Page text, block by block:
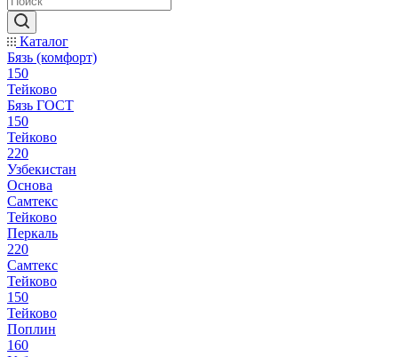
Каталог
Бязь (комфорт)
150
Тейково
Бязь ГОСТ
150
Тейково
220
Узбекистан
Основа
Самтекс
Тейково
Перкаль
220
Самтекс
Тейково
150
Тейково
Поплин
160